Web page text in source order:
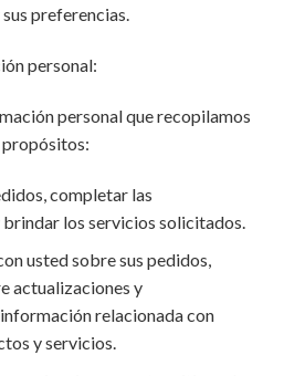
preferencias.
personal:
personal que recopilamos
propósitos:
completar las
los servicios solicitados.
usted sobre sus pedidos,
actualizaciones y
relacionada con
y servicios.